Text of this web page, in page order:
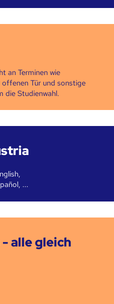
an Terminen wie
Tür und sonstige
die Studienwahl.
...
alle gleich